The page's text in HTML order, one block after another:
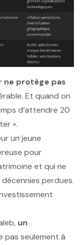
ne protège pas
Et quand on
d’attendre 20
».
un jeune
pour
et qui ne
perdues.
un
pas seulement à